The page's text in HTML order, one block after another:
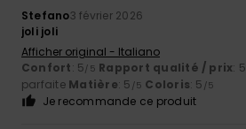
Stefano3 février 2026
joli joli
Afficher original - Italiano
Confort: 5/5 Rapport qualité / prix: 5
parfaite Matière: 5 /5 Coloris: 5 /5
Je recommande ce produit